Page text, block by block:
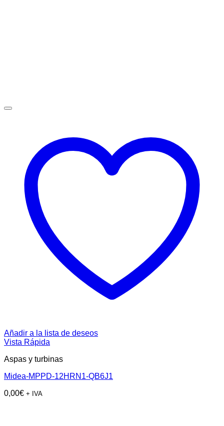
Añadir a la lista de deseos
Vista Rápida
Aspas y turbinas
Midea-MPPD-12HRN1-QB6J1
0,00€ + IVA